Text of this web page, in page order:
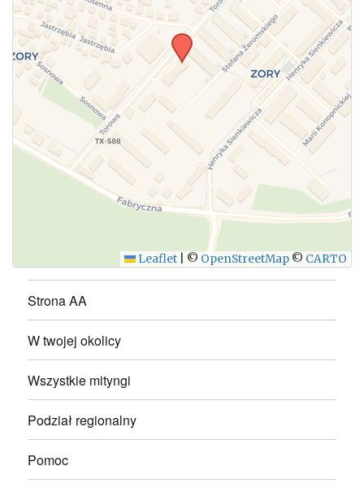
WYŚLIJ
Leaflet © OpenStreetMap © CARTO
Strona AA
W twojej okolicy
Wszystkie mityngi
Podział regionalny
Pomoc